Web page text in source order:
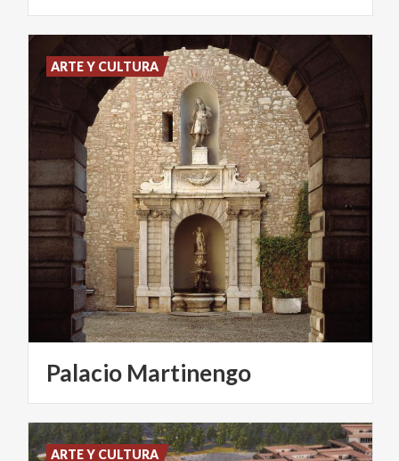
Palacio Martinengo
ARTE Y CULTURA
ARTE Y CULTURA